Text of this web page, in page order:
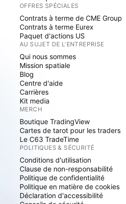
OFFRES SPÉCIALES
Contrats à terme de CME Group
Contrats à terme Eurex
Paquet d'actions US
AU SUJET DE L'ENTREPRISE
Qui nous sommes
Mission spatiale
Blog
Centre d'aide
Carrières
Kit media
MERCH
Boutique TradingView
Cartes de tarot pour les traders
Le C63 TradeTime
POLITIQUES & SÉCURITÉ
Conditions d'utilisation
Clause de non-responsabilité
Politique de confidentialité
Politique en matière de cookies
Déclaration d'accessibilité